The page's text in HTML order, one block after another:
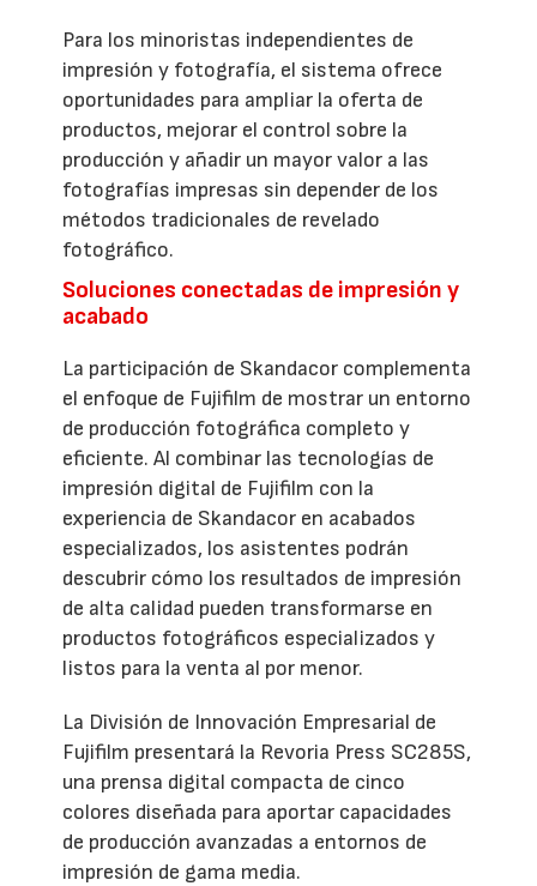
Para los minoristas independientes de
impresión y fotografía, el sistema ofrece
oportunidades para ampliar la oferta de
productos, mejorar el control sobre la
producción y añadir un mayor valor a las
fotografías impresas sin depender de los
métodos tradicionales de revelado
fotográfico.
Soluciones conectadas de impresión y
acabado
La participación de Skandacor complementa
el enfoque de Fujifilm de mostrar un entorno
de producción fotográfica completo y
eficiente. Al combinar las tecnologías de
impresión digital de Fujifilm con la
experiencia de Skandacor en acabados
especializados, los asistentes podrán
descubrir cómo los resultados de impresión
de alta calidad pueden transformarse en
productos fotográficos especializados y
listos para la venta al por menor.
La División de Innovación Empresarial de
Fujifilm presentará la Revoria Press SC285S,
una prensa digital compacta de cinco
colores diseñada para aportar capacidades
de producción avanzadas a entornos de
impresión de gama media.